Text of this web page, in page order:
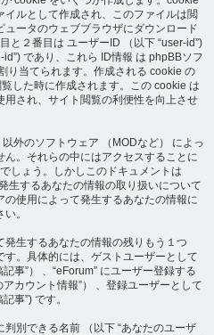
ルとして作成され、このファイルは閲
ータのウェブブラウザにダウンロード
と２番目は ユーザーID （以下 “user-id”)
であり、これら ID情報 は phpBBソフ
り当てられます。作成される cookie の
した時に作成されます。この cookie は
用され、サイト閲覧の利便性を向上させ
外のソフトウェア （MODなど） によっ
。それらの中にはアクセスすることに
しょう。しかしこのドキュメントは
生するあなたの情報の取り扱いについて
使用によって発生するあなたの情報に
。
生するあなたの情報の残りもう１つ
。具体的には、ゲストユーザーとして
事”） 、“eForum” にユーザー登録する
カウント情報”） 、登録ユーザーとして
事”) です。
別できる名前 （以下 “あなたのユーザ